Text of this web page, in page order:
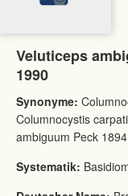
Veluticeps
1990
Synonyme:
Columnocystis
ambiguum Peck 1894
Systematik: